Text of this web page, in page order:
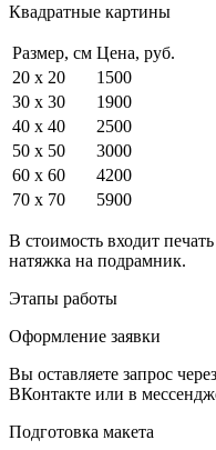
Квадратные картины
Размер, см Цена, руб.
20 x 20
1500
30 x 30
1900
40 x 40
2500
50 x 50
3000
60 x 60
4200
70 x 70
5900
В стоимость входит
натяжка на подрамник.
Этапы работы
Оформление заявки
Вы оставляете запрос
ВКонтакте или в
Подготовка макета